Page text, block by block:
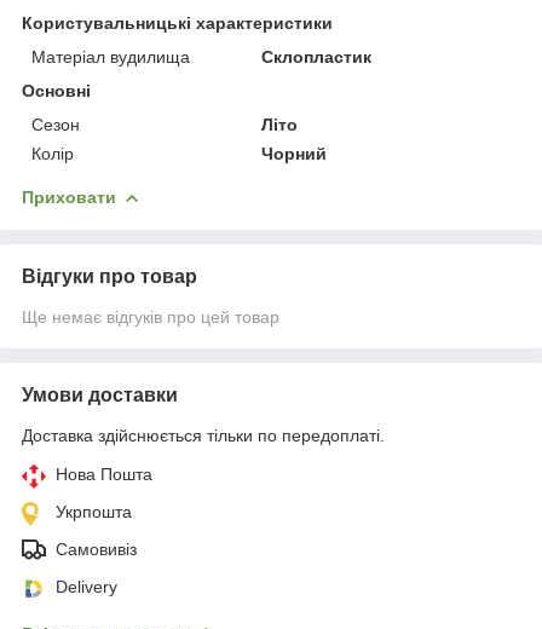
Користувальницькі характеристики
Матеріал вудилища
Склопластик
Основні
Сезон
Літо
Колір
Чорний
Приховати
Відгуки про товар
Ще немає відгуків про цей товар
Умови доставки
Доставка здійснюється тільки по передоплаті.
Нова Пошта
Укрпошта
Самовивіз
Delivery